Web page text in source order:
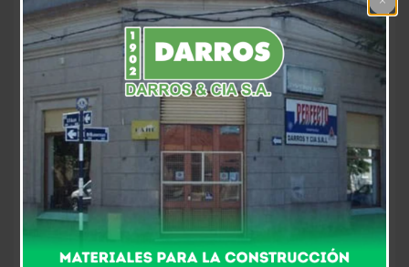
Interés General
Científicos “reviven”
un organismo extinto
hace 450 millones de
años
3 años atrás Fm Alpha